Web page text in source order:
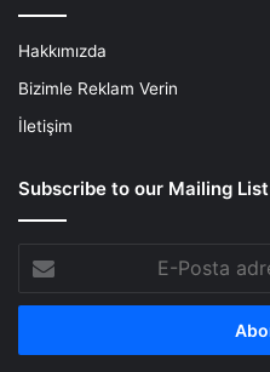
Hakkımızda
Bizimle Reklam Verin
İletişim
Subscribe to our Mailing List
Posta
adresinizi